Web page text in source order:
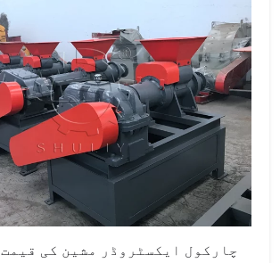
چارکول ایکسٹروڈر مشین کی قیمت